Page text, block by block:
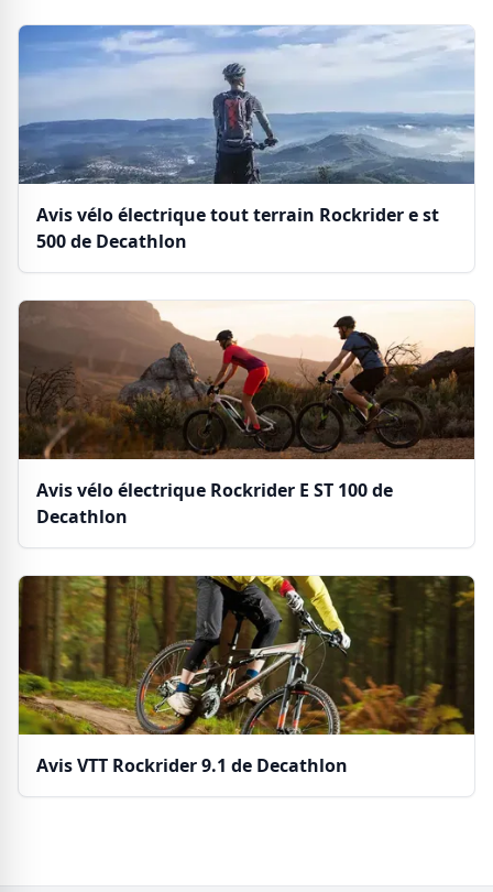
Avis vélo électrique tout terrain Rockrider e st
500 de Decathlon
Avis vélo électrique Rockrider E ST 100 de
Decathlon
Avis VTT Rockrider 9.1 de Decathlon